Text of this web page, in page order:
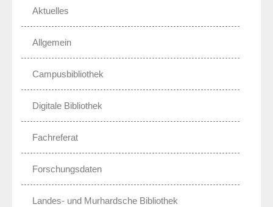
Aktuelles
Allgemein
Campusbibliothek
Digitale Bibliothek
Fachreferat
Forschungsdaten
Landes- und Murhardsche Bibliothek